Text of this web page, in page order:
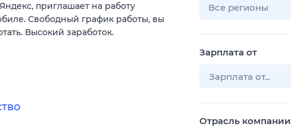
Сберегаем вместе
Гороскопы
приглашает на работу
Свободный график работы, вы
Высокий заработок.
Все регионы
Зарплата от
Отрасль компании